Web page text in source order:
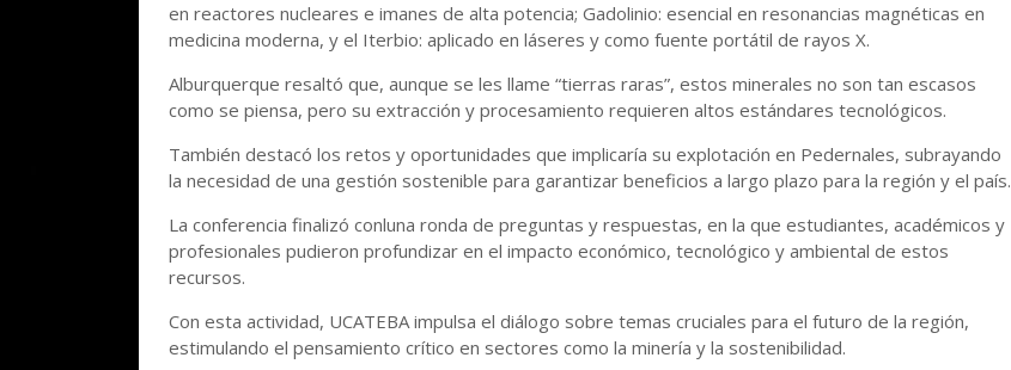
en reactores nucleares e imanes de alta potencia; Gadolinio: esencial en resonancias magnéticas en
medicina moderna, y el Iterbio: aplicado en láseres y como fuente portátil de rayos X.
Alburquerque resaltó que, aunque se les llame “tierras raras”, estos minerales no son tan escasos
como se piensa, pero su extracción y procesamiento requieren altos estándares tecnológicos.
También destacó los retos y oportunidades que implicaría su explotación en Pedernales, subrayando
la necesidad de una gestión sostenible para garantizar beneficios a largo plazo para la región y el país.
La conferencia finalizó conluna ronda de preguntas y respuestas, en la que estudiantes, académicos y
profesionales pudieron profundizar en el impacto económico, tecnológico y ambiental de estos
recursos.
Con esta actividad, UCATEBA impulsa el diálogo sobre temas cruciales para el futuro de la región,
estimulando el pensamiento crítico en sectores como la minería y la sostenibilidad.